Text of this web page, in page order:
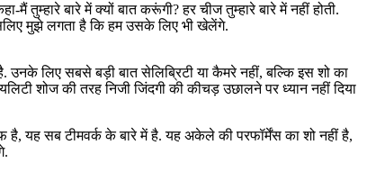
तुम्हारे बारे में क्यों बात करूंगी? हर चीज तुम्हारे बारे में नहीं होती.
मुझे लगता है कि हम उसके लिए भी खेलेंगे.
लिए सबसे बड़ी बात सेलिब्रिटी या कैमरे नहीं, बल्कि इस शो का
शोज की तरह निजी जिंदगी की कीचड़ उछालने पर ध्यान नहीं दिया
है, यह सब टीमवर्क के बारे में है. यह अकेले की परफॉर्मेंस का शो नहीं है,